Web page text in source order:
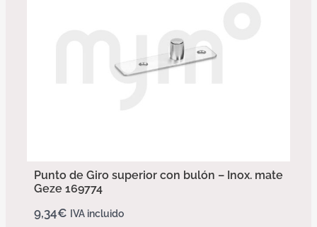
Punto de Giro superior con bulón – Inox. mate
Geze 169774
9,34€ IVA incluido